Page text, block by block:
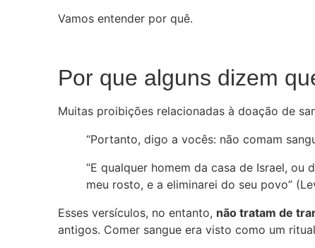
Vamos entender por quê.
Por que alguns dizem
Muitas proibições relacionadas à doação de
“Portanto, digo a vocês: não comam
“E qualquer homem da casa de Israel,
meu rosto, e a eliminarei do seu povo”
Esses versículos, no entanto, não tratam de
antigos. Comer sangue era visto como um